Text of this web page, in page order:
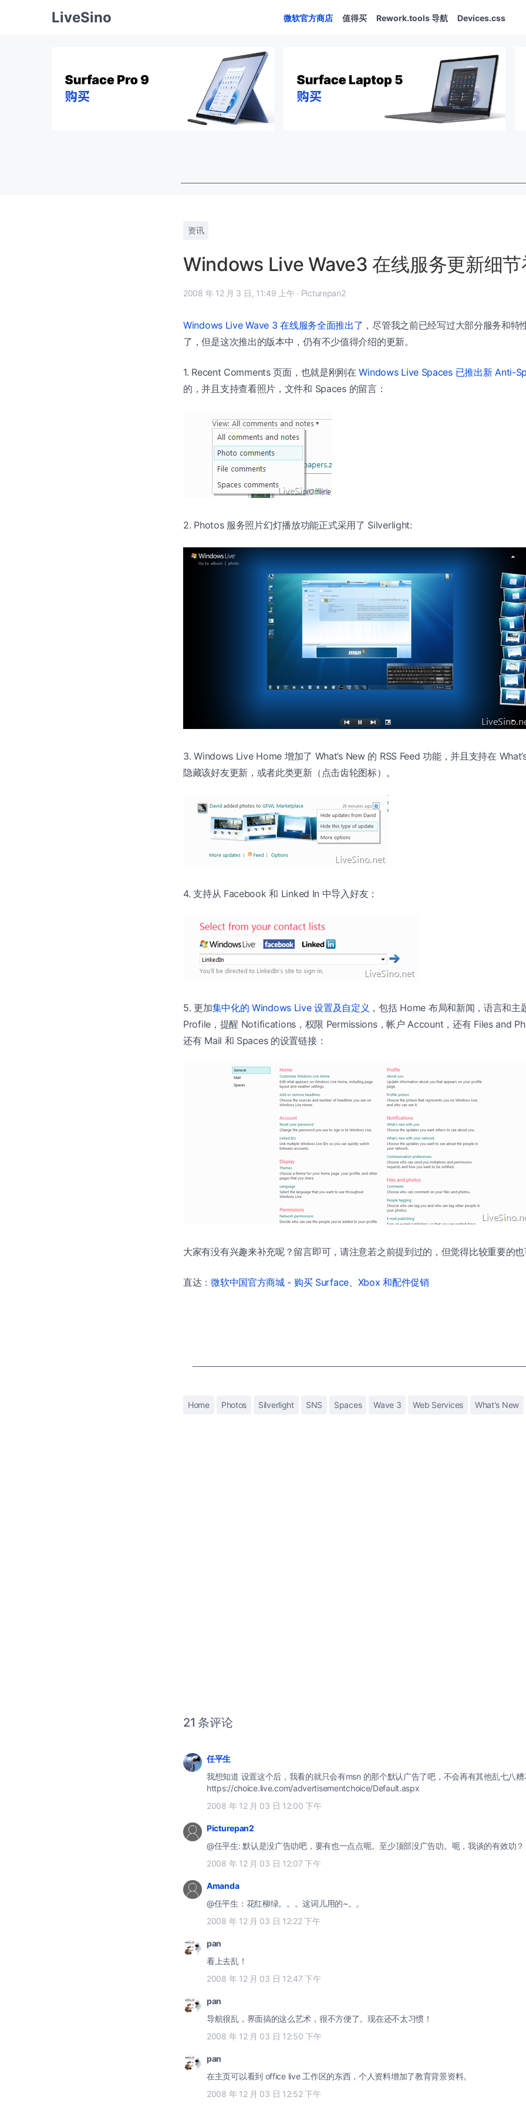
LiveSino 微软官方商店 值得买 Rework.tools 导航 Devices.css
资讯
Windows Live Wave3 在线服务更新细节
2008 年 12 月 3 日, 11:49 上午 · Picturepan2
Windows Live Wave 3 在线服务全面推出了 ，尽管我之前已经写过大部分服务和特
了，但是这次推出的版本中，仍有不少值得介绍的更新。
1. Recent Comments 页面，也就是刚刚在Windows Live Spaces 已推出新 Anti-
的，并且支持查看照片，文件和 Spaces 的留言：
2. Photos 服务照片幻灯播放功能正式采用了 Silverlight:
3. Windows Live Home 增加了 What’s New 的 RSS Feed 功能，并且支持在
隐藏该好友更新，或者此类更新（点击齿轮图标）。
4. 支持从 Facebook 和 Linked In 中导入好友：
5. 更加集中化的 Windows Live 设置及自定义 ，包括 Home 布局和新闻，语言和主
Profile，提醒 Notifications，权限 Permissions，帐户 Account，还有 Files and
还有 Mail 和 Spaces 的设置链接：
大家有没有兴趣来补充呢？留言即可，请注意若之前提到过的，但觉得比较重要的
直达：微软中国官方商城 - 购买 Surface、Xbox 和配件促销
Home Photos Silverlight SNS Spaces Wave 3 Web Services What's New
21 条评论
任平生
我想知道 设置这个后，我看的就只会有msn 的那个默认广告了吧，不会再有其他乱七八
https://choice.live.com/advertisementchoice/Default.aspx
2008 年 12 月 03 日 12:00 下午
Picturepan2
@任平生: 默认是没广告叻吧，要有也一点点呃。至少顶部没广告叻。呃，我谈的有效叻？
2008 年 12 月 03 日 12:07 下午
Amanda
@任平生：花红柳绿。。。这词儿用的~。。
2008 年 12 月 03 日 12:22 下午
pan
看上去乱！
2008 年 12 月 03 日 12:47 下午
pan
导航很乱，界面搞的这么艺术，很不方便了。现在还不太习惯！
2008 年 12 月 03 日 12:50 下午
pan
在主页可以看到 office live 工作区的东西，个人资料增加了教育背景资料。
2008 年 12 月 03 日 12:52 下午